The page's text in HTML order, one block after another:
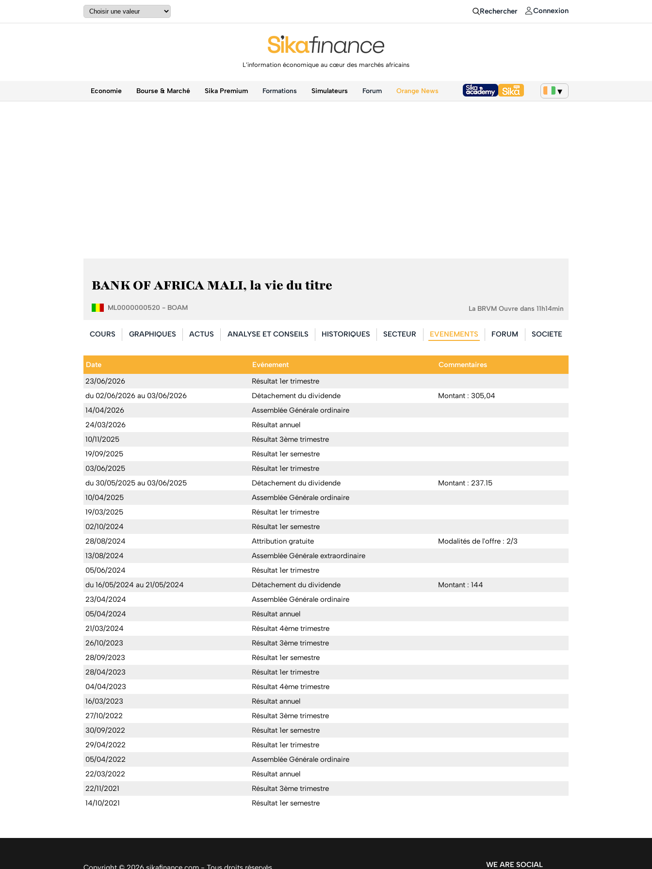
Rechercher Connexion
L’information économique au cœur des marchés africains
Economie Bourse & Marché Sika Premium Formations Simulateurs Forum Orange News
BANK OF AFRICA MALI, la vie du titre
ML0000000520 - BOAM La BRVM Ouvre dans 11h14min
COURS GRAPHIQUES ACTUS ANALYSE ET CONSEILS HISTORIQUES SECTEUR EVENEMENTS FORUM SOCIETE
Date Evénement
Commentaires
23/06/2026
Résultat 1er trimestre
du 02/06/2026 au 03/06/2026
Détachement du dividende
Montant : 305,04
14/04/2026
Assemblée Générale ordinaire
24/03/2026
Résultat annuel
10/11/2025
Résultat 3ème trimestre
19/09/2025
Résultat 1er semestre
03/06/2025
Résultat 1er trimestre
du 30/05/2025 au 03/06/2025
Détachement du dividende
Montant : 237.15
10/04/2025
Assemblée Générale ordinaire
19/03/2025
Résultat 1er trimestre
02/10/2024
Résultat 1er semestre
28/08/2024
Attribution gratuite
Modalités de l'offre : 2/3
13/08/2024
Assemblée Générale extraordinaire
05/06/2024
Résultat 1er trimestre
du 16/05/2024 au 21/05/2024
Détachement du dividende
Montant : 144
23/04/2024
Assemblée Générale ordinaire
05/04/2024
Résultat annuel
21/03/2024
Résultat 4ème trimestre
26/10/2023
Résultat 3ème trimestre
28/09/2023
Résultat 1er semestre
28/04/2023
Résultat 1er trimestre
04/04/2023
Résultat 4ème trimestre
16/03/2023
Résultat annuel
27/10/2022
Résultat 3ème trimestre
30/09/2022
Résultat 1er semestre
29/04/2022
Résultat 1er trimestre
05/04/2022
Assemblée Générale ordinaire
22/03/2022
Résultat annuel
22/11/2021
Résultat 3ème trimestre
14/10/2021
Résultat 1er semestre
WE ARE SOCIAL